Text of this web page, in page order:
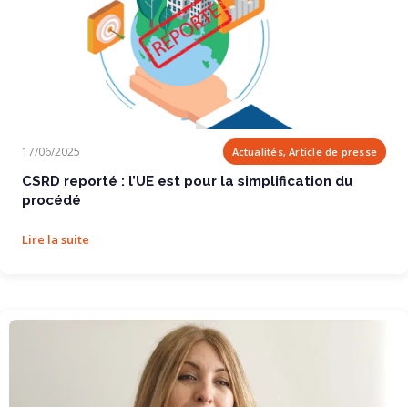
CSRD reporté : l’UE est pour la simplification...
17/06/2025 Actualités, Article de presse
CSRD reporté : l’UE est pour la simplification du
procédé
Lire la suite